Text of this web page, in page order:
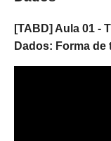
[TABD] Aula 01 -
Dados: Forma de